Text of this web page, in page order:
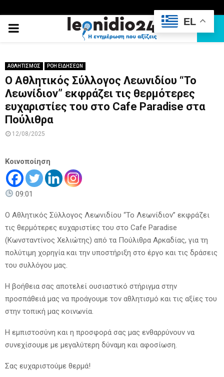
PRIMARY
ΑΘΛΗΤΙΣΜΟΣ ΡΟΗ ΕΙΔΗΣΕΩΝ
Ο Αθλητικός Σύλλογος Λεωνιδίου “Το
Λεωνίδιον” εκφράζει τις θερμότερες
ευχαριστίες του στο Cafe Paradise στα
Πούλιθρα
12/08/2025
Κοινοποίηση
09:01
Ο Αθλητικός Σύλλογος Λεωνιδίου “Το Λεωνίδιον” εκφράζει
τις θερμότερες ευχαριστίες του στο Cafe Paradise
(Κωνσταντίνος Χελιώτης) από τα Πούλιθρα Αρκαδίας, για τη
πολύτιμη χορηγία και την υποστήριξη στο έργο και τις δράσεις
του συλλόγου μας.
Η βοήθεια σας αποτελεί ουσιαστικό στήριγμα στην
προσπάθειά μας να προάγουμε τον αθλητισμό και τις αξίες του
στην τοπική μας κοινωνία.
Η εμπιστοσύνη και η προσφορά σας μας ενθαρρύνουν να
συνεχίσουμε με μεγαλύτερη δύναμη και αφοσίωση.
Σας ευχαριστούμε θερμά!
EL